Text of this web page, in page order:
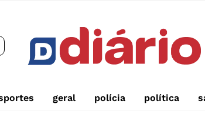
geral polícia política